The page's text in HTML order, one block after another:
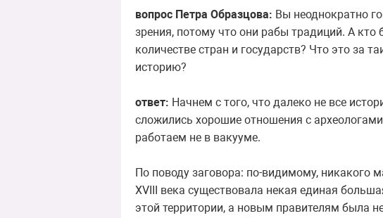
вопрос Петра Образцова: Вы неоднократно
зрения, потому что они рабы традиций. А
количестве стран и государств? Что это за
историю?
ответ: Начнем с того, что далеко не все
сложились хорошие отношения с
работаем не в вакууме.
По поводу заговора: по-видимому, никакого
XVIII века существовала некая единая
этой территории, а новым правителям была